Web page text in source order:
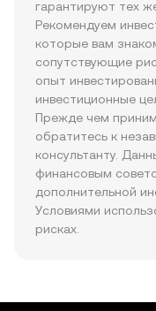
гарантируют тех
Рекомендуем
которые вам
сопутствующие
опыт
инвестиционные
Прежде чем
обратитесь к
консультанту.
финансовым
дополнительной
Условиями
рисках.